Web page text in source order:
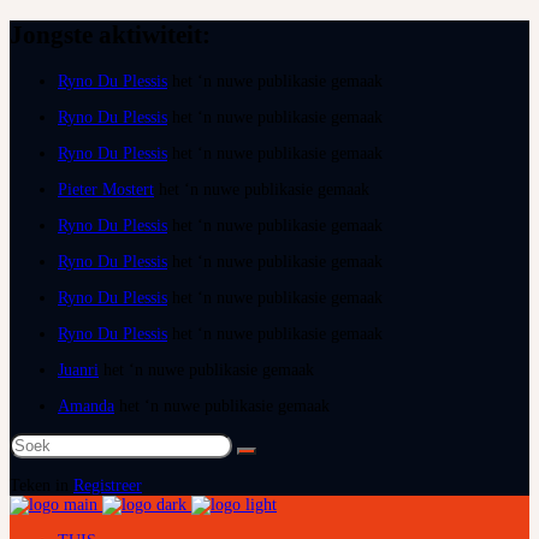
Ryno Du Plessis
Ryno Du Plessis
Ryno Du Plessis
Pieter Mostert
Ryno Du Plessis
Ryno Du Plessis
Ryno Du Plessis
Ryno Du Plessis
Juanri
Amanda
Soek
na:
Registreer